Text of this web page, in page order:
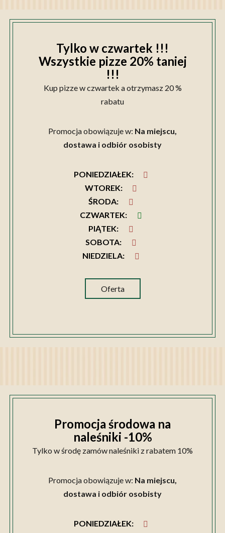
Tylko w czwartek !!!
Wszystkie pizze 20% taniej
!!!
Kup pizze w czwartek a otrzymasz 20 %
rabatu
Promocja obowiązuje w: Na miejscu,
dostawa i odbiór osobisty
PONIEDZIAŁEK:
WTOREK:
ŚRODA:
CZWARTEK:
PIĄTEK:
SOBOTA:
NIEDZIELA:
Oferta
Promocja środowa na
naleśniki -10%
Tylko w środę zamów naleśniki z rabatem 10%
Promocja obowiązuje w: Na miejscu,
dostawa i odbiór osobisty
PONIEDZIAŁEK: